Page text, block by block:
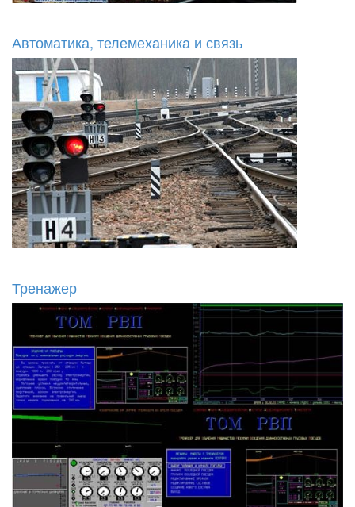
Автоматика, телемеханика и связь
Тренажер